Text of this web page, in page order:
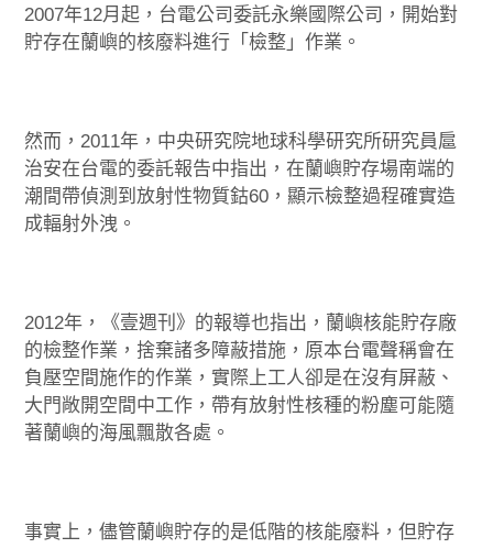
2007年12月起，台電公司委託永樂國際公司，開始對
貯存在蘭嶼的核廢料進行「檢整」作業。
然而，2011年，中央研究院地球科學研究所研究員扈
治安在台電的委託報告中指出，在蘭嶼貯存場南端的
潮間帶偵測到放射性物質鈷60，顯示檢整過程確實造
成輻射外洩。
2012年，《壹週刊》的報導也指出，蘭嶼核能貯存廠
的檢整作業，捨棄諸多障蔽措施，原本台電聲稱會在
負壓空間施作的作業，實際上工人卻是在沒有屏蔽、
大門敞開空間中工作，帶有放射性核種的粉塵可能隨
著蘭嶼的海風飄散各處。
事實上，儘管蘭嶼貯存的是低階的核能廢料，但貯存